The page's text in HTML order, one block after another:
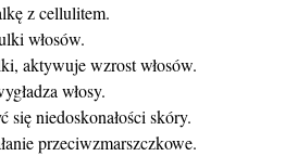
z cellulitem.
włosów.
aktywuje wzrost włosów.
włosy.
się niedoskonałości skóry.
przeciwzmarszczkowe.